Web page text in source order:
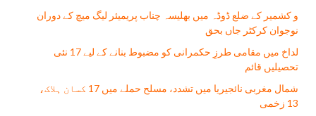
و کشمیر کے ضلع ڈوڈہ میں بھلیسہ چناب پریمیئر لیگ میچ کے دوران
نوجوان کرکٹر جاں بحق
لداخ میں مقامی طرزِ حکمرانی کو مضبوط بنانے کے لیے 17 نئی
تحصیلیں قائم
شمال مغربی نائجیریا میں تشدد، مسلح حملے میں 17 کسان ہلاک،
13 زخمی